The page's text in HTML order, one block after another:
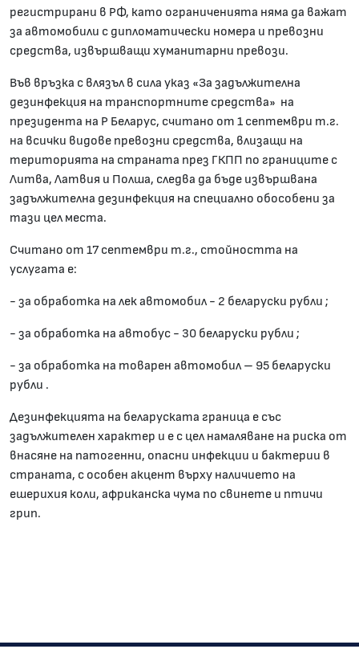
регистрирани в РФ, като ограниченията няма да важат
за автомобили с дипломатически номера и превозни
средства, извършващи хуманитарни превози.
Във връзка с влязъл в сила указ «За задължителна
дезинфекция на транспортните средства» на
президента на Р Беларус, считано от 1 септември т.г.
на всички видове превозни средства, влизащи на
територията на страната през ГКПП по границите с
Литва, Латвия и Полша, следва да бъде извършвана
задължителна дезинфекция на специално обособени за
тази цел места.
Считано от 17 септември т.г., стойността на
услугата е:
- за обработка на лек автомобил - 2 беларуски рубли ;
- за обработка на автобус - 30 беларуски рубли ;
- за обработка на товарен автомобил – 95 беларуски
рубли .
Дезинфекцията на беларуската граница е със
задължителен характер и е с цел намаляване на риска от
внасяне на патогенни, опасни инфекции и бактерии в
страната, с особен акцент върху наличието на
ешерихия коли, африканска чума по свинете и птичи
грип.